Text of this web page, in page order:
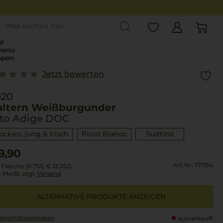
Jetzt bewerten
Weißburgunder
Adige DOC
jung & frisch Pinot Bianco Südtirol
(0.75l), € 13,20/L
MwSt. zzgl. Versand
Art.Nr. 717154
ALTERNATIVE PRODUKTE ANZEIGEN
ausverkauft